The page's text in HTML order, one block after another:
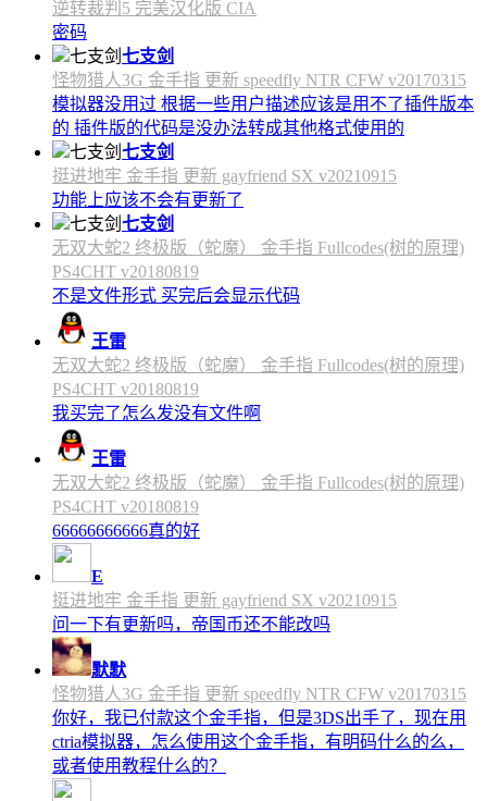
逆转裁判5 完美汉化版 CIA
密码
七支剑
怪物猎人3G 金手指 更新 speedfly NTR CFW v20170315
模拟器没用过 根据一些用户描述应该是用不了插件版本
的 插件版的代码是没办法转成其他格式使用的
七支剑
挺进地牢 金手指 更新 gayfriend SX v20210915
功能上应该不会有更新了
七支剑
无双大蛇2 终极版（蛇魔） 金手指 Fullcodes(树的原理)
PS4CHT v20180819
不是文件形式 买完后会显示代码
王雷
无双大蛇2 终极版（蛇魔） 金手指 Fullcodes(树的原理)
PS4CHT v20180819
我买完了怎么发没有文件啊
王雷
无双大蛇2 终极版（蛇魔） 金手指 Fullcodes(树的原理)
PS4CHT v20180819
66666666666真的好
E
挺进地牢 金手指 更新 gayfriend SX v20210915
问一下有更新吗，帝国币还不能改吗
默默
怪物猎人3G 金手指 更新 speedfly NTR CFW v20170315
你好，我已付款这个金手指，但是3DS出手了，现在用
ctria模拟器，怎么使用这个金手指，有明码什么的么，
或者使用教程什么的？